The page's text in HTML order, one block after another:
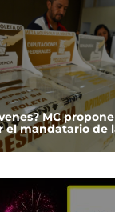
MC
el mandatario de